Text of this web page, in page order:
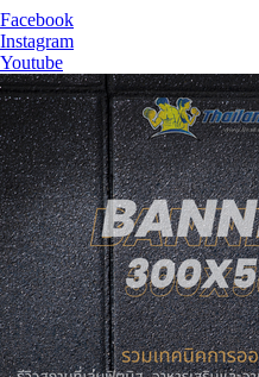
Facebook
Instagram
Youtube